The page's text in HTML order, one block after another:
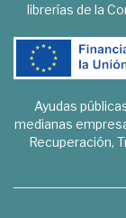
librerías de la
Ayudas
medianas
Recuperación,